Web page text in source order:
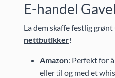
E-handel
La dem skaffe festlig
nettbutikker!
Amazon: Perfekt for
eller til og med et